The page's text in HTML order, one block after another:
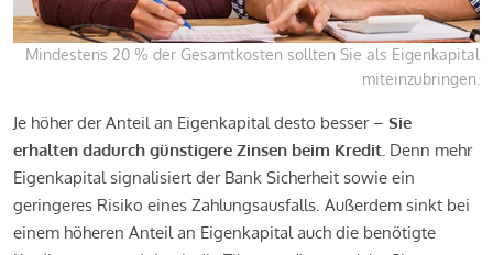
Mindestens 20 % der Gesamtkosten sollten Sie als Eigenkapital
miteinzubringen.
Je höher der Anteil an Eigenkapital desto besser – Sie
erhalten dadurch günstigere Zinsen beim Kredit. Denn mehr
Eigenkapital signalisiert der Bank Sicherheit sowie ein
geringeres Risiko eines Zahlungsausfalls. Außerdem sinkt bei
einem höheren Anteil an Eigenkapital auch die benötigte